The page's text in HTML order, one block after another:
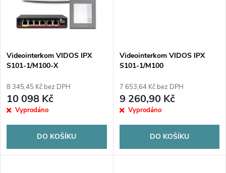
ůů
Videointerkom VIDOS IPX
S101-1/M100-X
8 345,45 Kč bez DPH
10 098 Kč
Vyprodáno
DO KOŠÍKU
Videointerkom VIDOS IPX
S101-1/M100
7 653,64 Kč bez DPH
9 260,90 Kč
Vyprodáno
DO KOŠÍKU